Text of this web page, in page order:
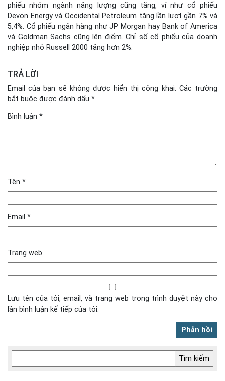
phiếu nhóm ngành năng lượng cũng tăng, ví như cổ phiếu
Devon Energy và Occidental Petroleum tăng lần lượt gần 7% và
5,4%. Cổ phiếu ngân hàng như JP Morgan hay Bank of America
và Goldman Sachs cũng lên điểm. Chỉ số cổ phiếu của doanh
nghiệp nhỏ Russell 2000 tăng hơn 2%.
TRẢ LỜI
Email của bạn sẽ không được hiển thị công khai. Các trường
bắt buộc được đánh dấu *
Bình luận *
Tên *
Email *
Trang web
Lưu tên của tôi, email, và trang web trong trình duyệt này cho
lần bình luận kế tiếp của tôi.